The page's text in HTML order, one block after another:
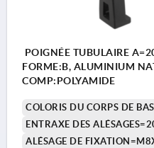
POIGNÉE TUBULAIRE
FORME:B, ALUMINIUM
COMP:POLYAMIDE
COLORIS DU CORPS DE
ENTRAXE DES
ALÉSAGE DE